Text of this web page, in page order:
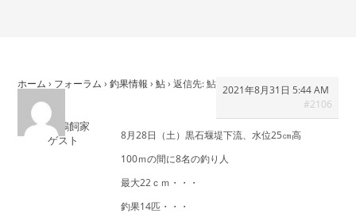
ホーム › フォーラム › 釣果情報 › 鮎 › 返信先: 鮎 2021年8月31日 5:44 AM
#2106
瑞浪の鵜飼家
ゲスト
8月28日（土）黒石堰堤下流、水位25㎝高
100ｍの間に8名の釣り人
最大22ｃｍ・・・
釣果14匹・・・